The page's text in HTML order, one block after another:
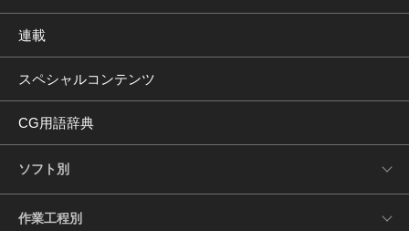
連載
スペシャルコンテンツ
CG用語辞典
ソフト別
作業工程別